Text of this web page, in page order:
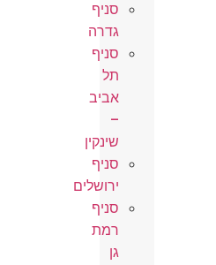
סניף
גדרה
סניף
תל
אביב
–
שינקין
סניף
ירושלים
סניף
רמת
גן